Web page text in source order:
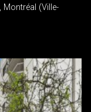
Montréal (Ville-